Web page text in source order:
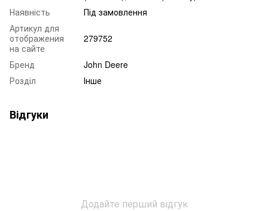
Наявність
Під замовлення
Артикул для
отображения
на сайте
279752
Бренд
John Deere
Розділ
Інше
Відгуки
Додайте перший відгук